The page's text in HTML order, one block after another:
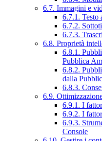
6.7. Immagini e
6.7.1. Testo
6.7.2.
6.7.3.
6.8. Proprietà
6.8.1.
Pubblica
6.8.2.
dalla
6.8.3.
6.9.
6.9.1. I
6.9.2. I
6.9.3.
Console